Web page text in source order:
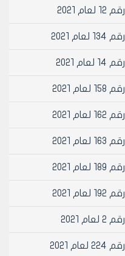
إعلانات مجلس المدينة
لمجلس مدينة
المدلجي